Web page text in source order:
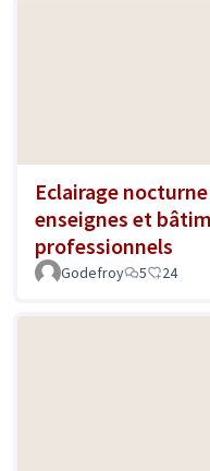
Eclairage
enseignes et
professionnels
Godefroy 5 24